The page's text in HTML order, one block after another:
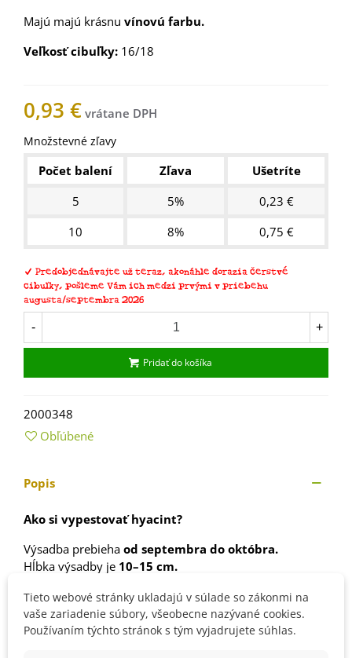
Majú majú krásnu vínovú farbu.
Veľkosťcibuľky: 16/18
0,93 €
Množstevné zľavy
Počet balení Zľava
Ušetríte
5
5%
0,23 €
10
8% 0,75 €
Predobjednávajte už teraz, akonáhle dorazia čerstvé
cibuľky, pošleme Vám ich medzi prvými v priebehu
augusta/septembra 2026
- +
Pridať do košíka
2000348
Obľúbené
Popis
Ako si vypestovať hyacint?
Výsadba prebieha od septembra do októbra.
Hĺbka výsadby je 10–15 cm.
Stanovište volímedostatočne slnečné.
Pôda by mala byťľahšia, výživná a obohatená o
vyzretý kompost.
Tieto webové stránky ukladajú v súlade so zákonmi na
vaše zariadenie súbory, všeobecne nazývané cookies.
Používaním týchto stránok s tým vyjadrujete súhlas.